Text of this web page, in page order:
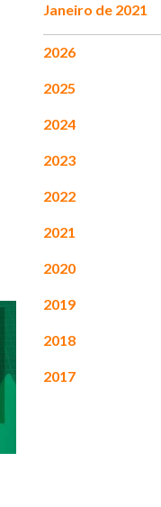
Janeiro de 2021
2026
2025
2024
2023
2022
2021
2020
2019
2018
2017